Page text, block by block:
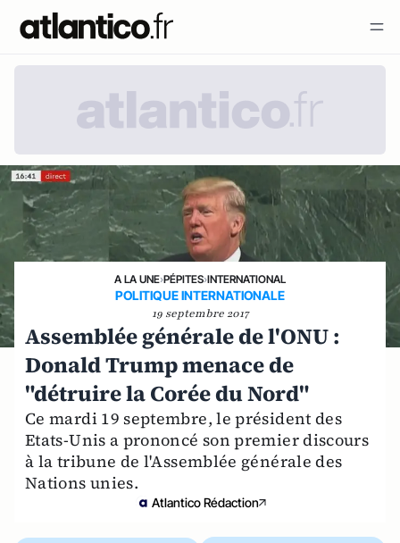
A LA UNE›PÉPITES›INTERNATIONAL
POLITIQUE INTERNATIONALE
19 septembre 2017
Assemblée générale de l'ONU :
Donald Trump menace de
"détruire la Corée du Nord"
Ce mardi 19 septembre, le président des
Etats-Unis a prononcé son premier discours
à la tribune de l'Assemblée générale des
Nations unies.
Atlantico Rédaction